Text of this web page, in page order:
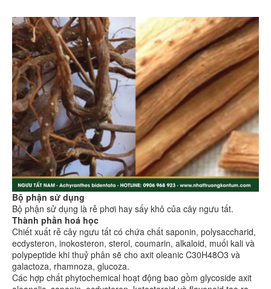
Bộ phận sử dụng
Bộ phận sử dụng là rễ phơi hay sấy khô của cây ngưu tất.
Thành phần hoá học
Chiết xuất rễ cây ngưu tất có chứa chất saponin, polysaccharid,
ecdysteron, inokosteron, sterol, coumarin, alkaloid, muối kali và
polypeptide khi thuỷ phân sẽ cho axit oleanic C30H48O3 và
galactoza, rhamnoza, glucoza.
Các hợp chất phytochemical hoạt động bao gồm glycoside axit